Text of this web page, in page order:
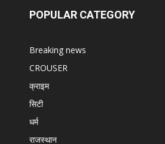
POPULAR CATEGORY
Breaking news
CROUSER
क्राइम
सिटी
धर्म
राजस्थान